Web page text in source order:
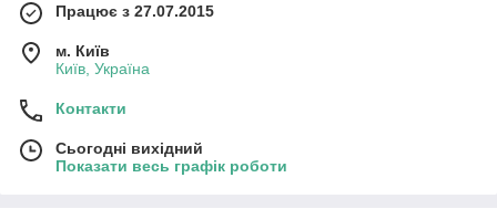
Працює з 27.07.2015
м. Київ
Київ, Україна
Контакти
Сьогодні вихідний
Показати весь графік роботи